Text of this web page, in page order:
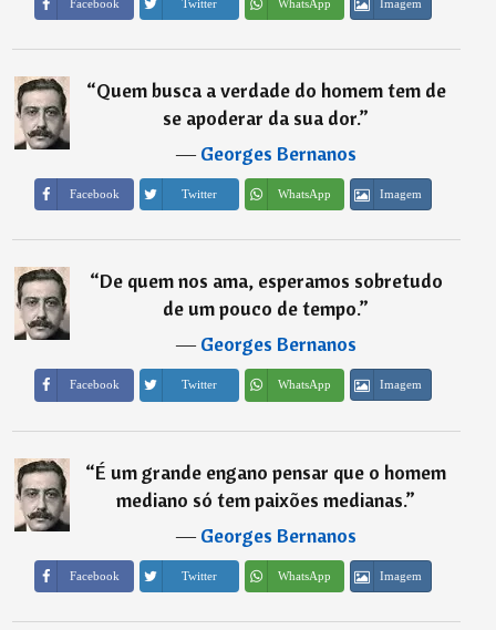
Facebook Twitter WhatsApp Imagem
“Quem busca a verdade do homem tem de
se apoderar da sua dor.”
―Georges Bernanos
Facebook Twitter WhatsApp Imagem
“De quem nos ama, esperamos sobretudo
de um pouco de tempo.”
―Georges Bernanos
Facebook Twitter WhatsApp Imagem
“É um grande engano pensar que o homem
mediano só tem paixões medianas.”
―Georges Bernanos
Facebook Twitter WhatsApp Imagem